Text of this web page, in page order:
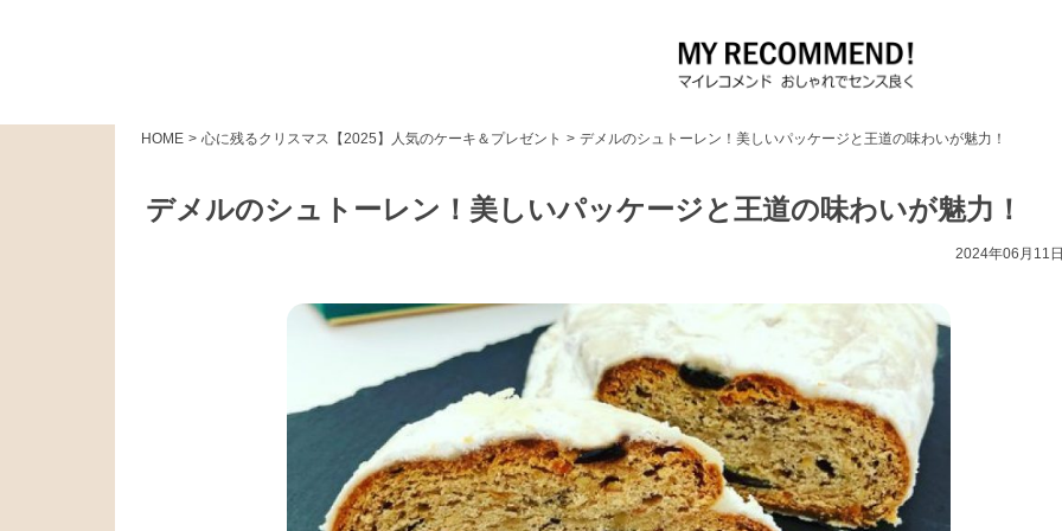
HOME > 心に残るクリスマス【2025】人気のケーキ＆プレゼント > デメルのシュトーレン！美しいパッケージと王道の味わいが魅力！
デメルのシュトーレン！美しいパッケージと王道の味わいが魅力！
2024年06月11